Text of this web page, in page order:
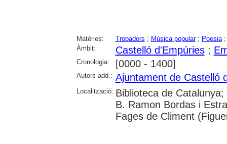
Matèries: Trobadors ; Música popular; Poesia
Àmbit:
Castelló d'Empúries;
Cronologia: [0000 - 1400]
Autors add.: Ajuntament de Castelló
Localització: Biblioteca de
B. Ramon Bordas i
Fages de Climent